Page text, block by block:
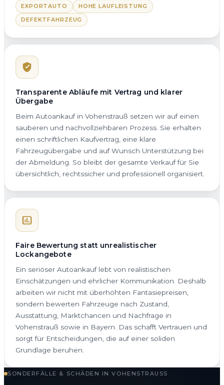
EXPORTAUTO
HOHE LAUFLEISTUNG
DEFEKTFAHRZEUG
Transparente Abläufe mit Vertrag und klarer
Übergabe
Beim Autoankauf in Vohenstrauß setzen wir auf einen
sauberen und nachvollziehbaren Prozess. Sie erhalten
einen schriftlichen Kaufvertrag, eine klare
Fahrzeugübergabe und auf Wunsch Unterstützung bei
der Abmeldung. So bleibt der gesamte Verkauf für Sie
übersichtlich, rechtssicher und professionell organisiert.
Faire Bewertung statt unrealistischer
Lockangebote
Ein seriöser Autoankauf lebt von realistischen
Einschätzungen und ehrlicher Kommunikation. Deshalb
arbeiten wir nicht mit überhöhten Fantasiepreisen,
sondern bewerten Fahrzeuge nach Zustand,
Ausstattung, Marktchancen und Nachfrage in
Vohenstrauß sowie in Bayern. Das schafft Vertrauen und
sorgt für Entscheidungen, die auf einer soliden
Grundlage beruhen.
SONDERFÄLLE & SCHÄDEN IN VOHENSTRAUSS